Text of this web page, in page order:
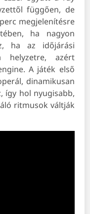
függően, de
megjelenítésre
ha nagyon
ha az időjárási
helyzetre, azért
A játék első
dinamikusan
így hol nyugisabb,
ritmusok váltják